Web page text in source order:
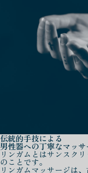
伝統的手技による
男性器への丁寧なマッサ
リンガムとはサンスク
のことです。
リンガムマッサージは